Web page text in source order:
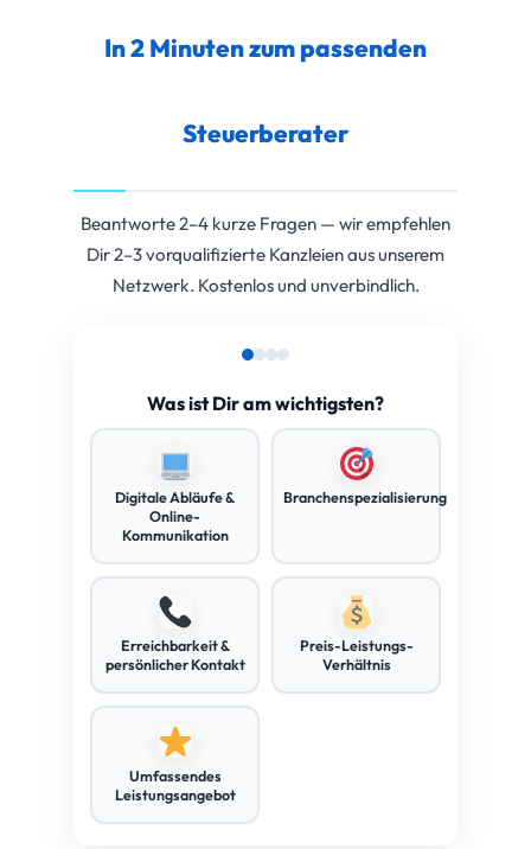
In 2 Minuten zum passenden
Steuerberater
Beantworte 2–4 kurze Fragen — wir empfehlen
Dir 2–3 vorqualifizierte Kanzleien aus unserem
Netzwerk. Kostenlos und unverbindlich.
Was ist Dir am wichtigsten?
Digitale Abläufe &
Online-
Kommunikation
Branchenspezialisierung
Erreichbarkeit &
persönlicher Kontakt
Preis-Leistungs-
Verhältnis
Umfassendes
Leistungsangebot